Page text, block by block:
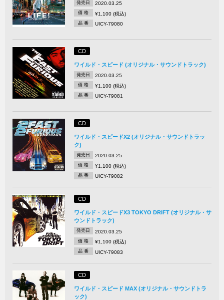
発売日 2020.03.25
価 格 ¥1,100 (税込)
品 番 UICY-79080
CD
ワイルド・スピード (オリジナル・サウンドトラック)
発売日 2020.03.25
価 格 ¥1,100 (税込)
品 番 UICY-79081
CD
ワイルド・スピードX2 (オリジナル・サウンドトラッ
ク)
発売日 2020.03.25
価 格 ¥1,100 (税込)
品 番 UICY-79082
CD
ワイルド・スピードX3 TOKYO DRIFT (オリジナル・サ
ウンドトラック)
発売日 2020.03.25
価 格 ¥1,100 (税込)
品 番 UICY-79083
CD
ワイルド・スピード MAX (オリジナル・サウンドトラ
ック)